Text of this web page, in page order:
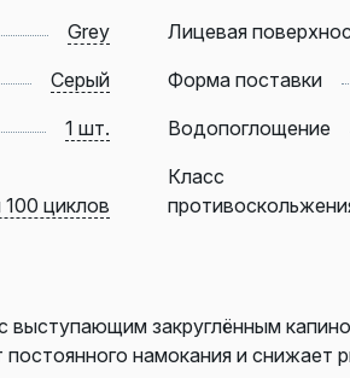
Grey Лицевая
Серый Форма поставки
1 шт. Водопоглощение
циклов
Класс
закруглённым
намокания и снижает